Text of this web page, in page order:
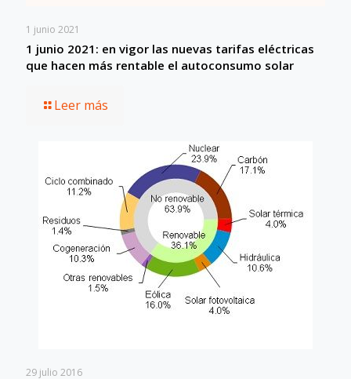
1 junio 2021
1 junio 2021: en vigor las nuevas tarifas eléctricas
que hacen más rentable el autoconsumo solar
Leer más
29 julio 2016